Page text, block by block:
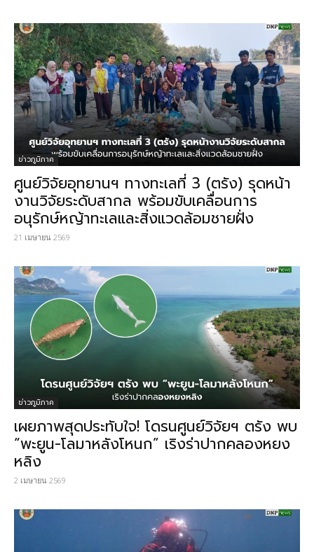
ข่าวภูมิภาค
ศูนย์วิจัยอุทยานฯ ทางทะเลที่ 3 (ตรัง) รุดหน้า
งานวิจัยระดับสากล พร้อมขับเคลื่อนการ
อนุรักษ์หญ้าทะเลและสิ่งแวดล้อมชายฝั่ง
21 เมษายน 2569
ข่าวภูมิภาค
เผยภาพสุดประทับใจ! โดรนศูนย์วิจัยฯ ตรัง พบ
“พะยูน-โลมาหลังโหนก” เริงร่าปากคลองหยง
หลิง
2 เมษายน 2569